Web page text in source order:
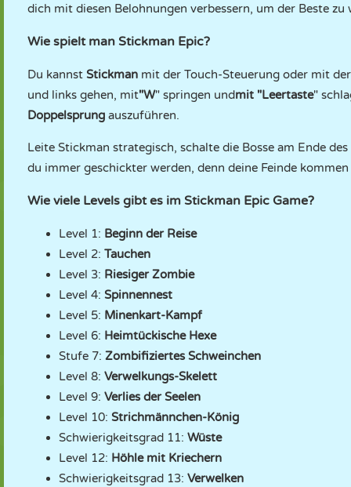
dich mit diesen Belohnungen verbessern, um der Beste zu
Wie spielt man Stickman Epic?
Du kannst Stickman mit der Touch-Steuerung oder mit
und links gehen, mit"W" springen undmit "Leertaste"
Doppelsprung auszuführen.
Leite Stickman strategisch, schalte die Bosse am Ende
du immer geschickter werden, denn deine Feinde
Wie viele Levels gibt es im Stickman Epic Game?
Level 1: Beginn der Reise
Level 2: Tauchen
Level 3: Riesiger Zombie
Level 4: Spinnennest
Level 5: Minenkart-Kampf
Level 6: Heimtückische Hexe
Stufe 7: Zombifiziertes Schweinchen
Level 8: Verwelkungs-Skelett
Level 9: Verlies der Seelen
Level 10: Strichmännchen-König
Schwierigkeitsgrad 11: Wüste
Level 12: Höhle mit Kriechern
Schwierigkeitsgrad 13: Verwelken